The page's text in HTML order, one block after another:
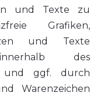
und Texte zu
Grafiken,
und Texte
des
und ggf. durch
Warenzeichen